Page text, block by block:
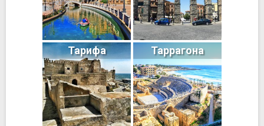
Тарифа Таррагона